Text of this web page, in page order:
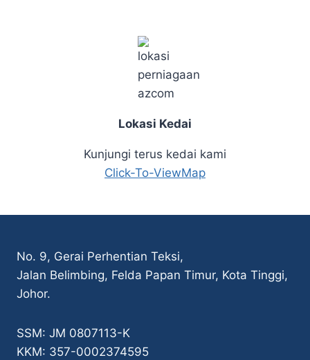
Lokasi Kedai
Kunjungi terus kedai kami
Click-To-ViewMap
No. 9, Gerai Perhentian Teksi,
Jalan Belimbing, Felda Papan Timur, Kota Tinggi,
Johor.
SSM: JM 0807113-K
KKM: 357-0002374595